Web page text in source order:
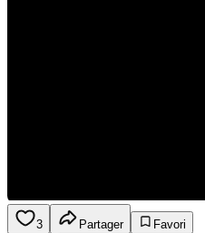
3 Partager
Favori